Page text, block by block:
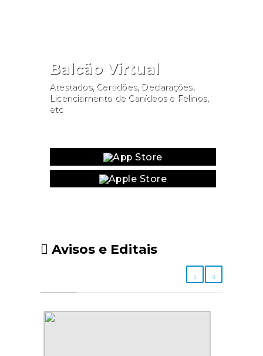
Balcão Virtual
Atestados, Certidões, Declarações,
Licenciamento de Canídeos e Felinos,
etc
Avisos e Editais